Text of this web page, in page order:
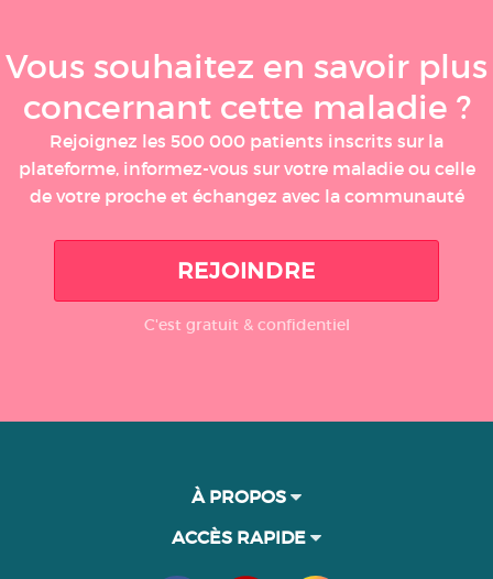
Vous souhaitez en savoir plus
concernant cette maladie ?
Rejoignez les 500 000 patients inscrits sur la
plateforme, informez-vous sur votre maladie ou celle
de votre proche et échangez avec la communauté
REJOINDRE
C'est gratuit & confidentiel
À PROPOS
ACCÈS RAPIDE